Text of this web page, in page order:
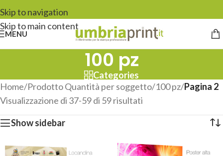
Skip to navigation
Skip to main content
MENU
100 pz
Categories
Home/Prodotto Quantità per soggetto/100 pz/Pagina 2
Visualizzazione di 37-59 di 59 risultati
Show sidebar